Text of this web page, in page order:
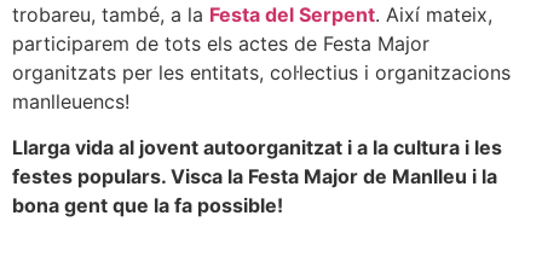
trobareu, també, a la Festa del Serpent. Així mateix,
participarem de tots els actes de Festa Major
organitzats per les entitats, col·lectius i organitzacions
manlleuencs!
Llarga vida al jovent autoorganitzat i a la cultura i les
festes populars. Visca la Festa Major de Manlleu i la
bona gent que la fa possible!